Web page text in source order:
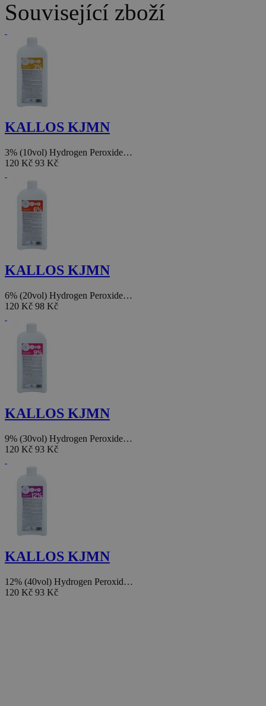
Související zboží
KALLOS KJMN
3% (10vol) Hydrogen Peroxide…
120 Kč 93 Kč
KALLOS KJMN
6% (20vol) Hydrogen Peroxide…
120 Kč 98 Kč
KALLOS KJMN
9% (30vol) Hydrogen Peroxide…
120 Kč 93 Kč
KALLOS KJMN
12% (40vol) Hydrogen Peroxid…
120 Kč 93 Kč